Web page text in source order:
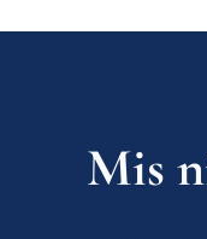
Mis